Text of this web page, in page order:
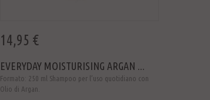
14,95 €
EVERYDAY MOISTURISING ARGAN ...
Formato: 250 ml Shampoo per l’uso quotidiano con
Olio di Argan.